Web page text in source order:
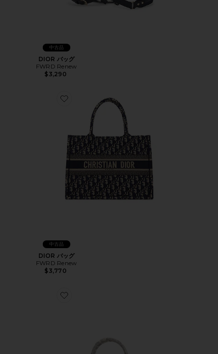
中古品
DIOR バッグ
FWRD Renew
$3,290
Favorite DIOR バッグ
中古品
DIOR バッグ
FWRD Renew
$3,770
Favorite DIOR バッグ